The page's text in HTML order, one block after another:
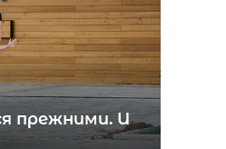
прежними. И